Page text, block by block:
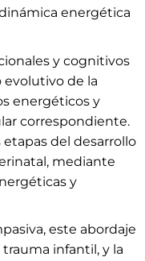
energética
y cognitivos
evolutivo de la
energéticos y
correspondiente.
del desarrollo
mediante
y
este abordaje
infantil, y la